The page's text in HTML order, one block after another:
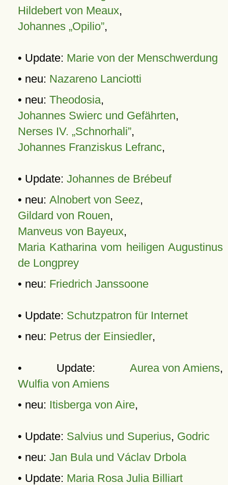
Hildebert von Meaux,
Johannes „Opilio”,
• Update: Marie von der Menschwerdung
• neu: Nazareno Lanciotti
• neu: Theodosia,
Johannes Swierc und Gefährten,
Nerses IV. „Schnorhali”,
Johannes Franziskus Lefranc,
• Update: Johannes de Brébeuf
• neu: Alnobert von Seez,
Gildard von Rouen,
Manveus von Bayeux,
Maria Katharina vom heiligen Augustinus
de Longprey
• neu: Friedrich Janssoone
• Update: Schutzpatron für Internet
• neu: Petrus der Einsiedler,
• Update: Aurea von Amiens,
Wulfia von Amiens
• neu: Itisberga von Aire,
• Update: Salvius und Superius, Godric
• neu: Jan Bula und Václav Drbola
• Update: Maria Rosa Julia Billiart